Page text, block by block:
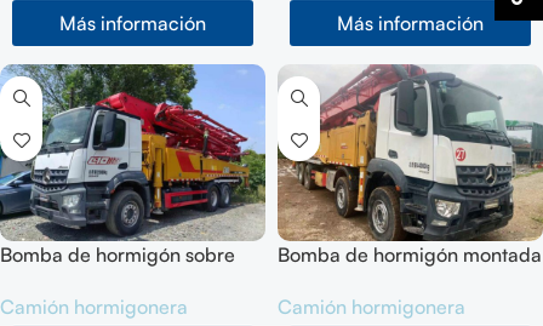
Más información
Más información
Bomba de hormigón sobre
SYM5353THB 52M 202003
Camión hormigonera
Bomba de hormigón montada
SYM5449THB 56m 202003
Camión hormigonera